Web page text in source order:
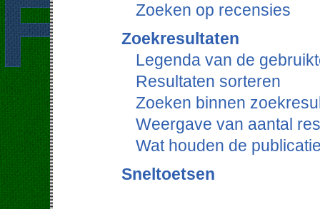
Zoeken op recensies
Zoekresultaten
Legenda van de
Resultaten sorteren
Zoeken binnen
Weergave van aantal
Wat houden de
Sneltoetsen